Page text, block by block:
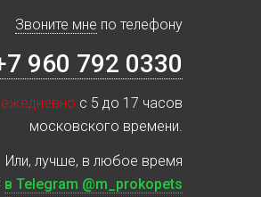
Звоните мне по телефону
960 792 0330
ежедневно с 5 до 17 часов
московского времени.
Или, лучше, в любое время
в Telegram @m_prokopets